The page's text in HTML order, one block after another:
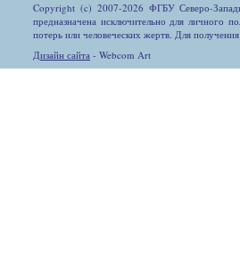
Copyright (c) 2007-2026 ФГБУ Северо-
предназначена исключительно для личного
потерь или человеческих жертв. Для
Дизайн сайта - Webcom Art